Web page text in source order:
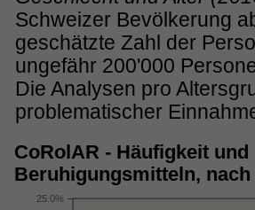
Schweizer Bevölkerung
geschätzte Zahl der
ungefähr 200'000
Die Analysen pro
problematischer
CoRolAR - Häufigkeit
Beruhigungsmitteln,
25.0%